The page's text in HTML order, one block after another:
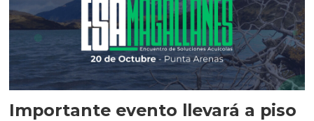
Importante evento llevará a piso